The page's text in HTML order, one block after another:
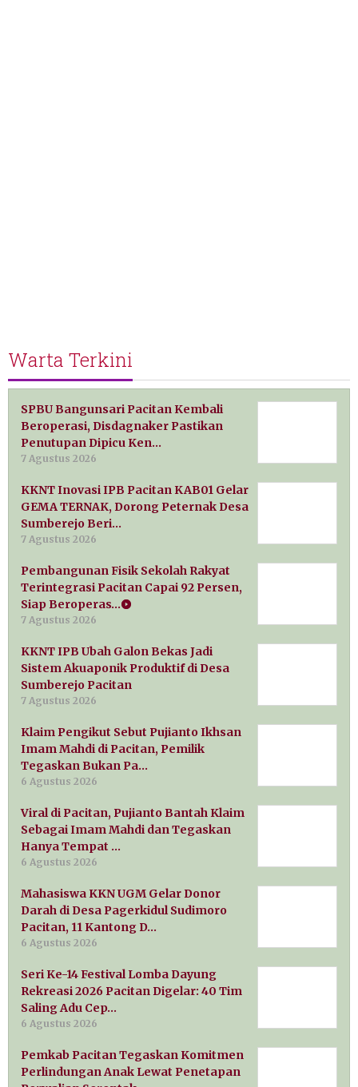
Warta Terkini
SPBU Bangunsari Pacitan Kembali
Beroperasi, Disdagnaker Pastikan
Penutupan Dipicu Ken…
7 Agustus 2026
KKNT Inovasi IPB Pacitan KAB01 Gelar
GEMA TERNAK, Dorong Peternak Desa
Sumberejo Beri…
7 Agustus 2026
Pembangunan Fisik Sekolah Rakyat
Terintegrasi Pacitan Capai 92 Persen,
Siap Beroperas…
7 Agustus 2026
KKNT IPB Ubah Galon Bekas Jadi
Sistem Akuaponik Produktif di Desa
Sumberejo Pacitan
7 Agustus 2026
Klaim Pengikut Sebut Pujianto Ikhsan
Imam Mahdi di Pacitan, Pemilik
Tegaskan Bukan Pa…
6 Agustus 2026
Viral di Pacitan, Pujianto Bantah Klaim
Sebagai Imam Mahdi dan Tegaskan
Hanya Tempat …
6 Agustus 2026
Mahasiswa KKN UGM Gelar Donor
Darah di Desa Pagerkidul Sudimoro
Pacitan, 11 Kantong D…
6 Agustus 2026
Seri Ke-14 Festival Lomba Dayung
Rekreasi 2026 Pacitan Digelar: 40 Tim
Saling Adu Cep…
6 Agustus 2026
Pemkab Pacitan Tegaskan Komitmen
Perlindungan Anak Lewat Penetapan